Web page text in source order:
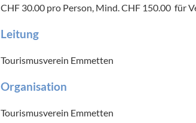
CHF 30.00 pro Person, Mind. CHF 150.00 für
Leitung
Tourismusverein Emmetten
Organisation
Tourismusverein Emmetten